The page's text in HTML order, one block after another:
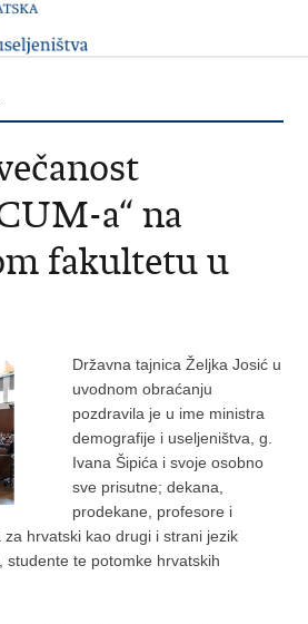
a“ na
fakultetu u
Državna tajnica Željka Josić u
uvodnom obraćanju
pozdravila je u ime ministra
demografije i useljeništva, g.
Ivana Šipića i svoje osobno
sve prisutne; dekana,
prodekane, profesore i
hrvatski kao drugi i strani jezik
studente te potomke hrvatskih